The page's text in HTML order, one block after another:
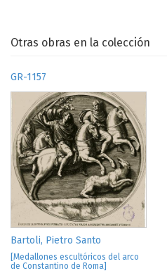
Otras obras en la colección
GR-1157
Bartoli, Pietro Santo
[Medallones escultóricos del arco
de Constantino de Roma]